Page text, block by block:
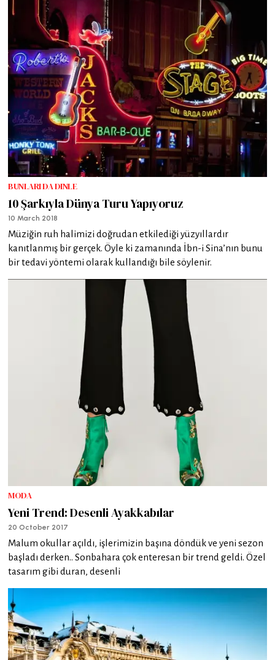
BUNLARI DA DINLE
10 Şarkıyla Dünya Turu Yapıyoruz
10 March 2018
Müziğin ruh halimizi doğrudan etkilediği yüzyıllardır
kanıtlanmış bir gerçek. Öyle ki zamanında İbn-i Sina’nın bunu
bir tedavi yöntemi olarak kullandığı bile söylenir.
MODA
Yeni Trend: Desenli Ayakkabılar
20 October 2017
Malum okullar açıldı, işlerimizin başına döndük ve yeni sezon
başladı derken.. Sonbahara çok enteresan bir trend geldi. Özel
tasarım gibi duran, desenli